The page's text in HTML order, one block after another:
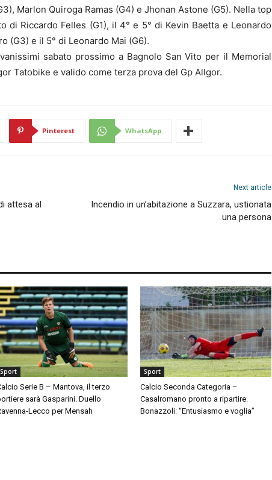
Marlon Quiroga Ramas (G4) e Jhonan Astone (G5). Nella top
di Riccardo Felles (G1), il 4° e 5° di Kevin Baetta e Leonardo
(G3) e il 5° di Leonardo Mai (G6).
sabato prossimo a Bagnolo San Vito per il Memorial
Tatobike e valido come terza prova del Gp Allgor.
Pinterest WhatsApp
attesa al
Next article
Incendio in un’abitazione a Suzzara, ustionata
una persona
Sport
Serie B – Mantova, il terzo
sarà Gasparini. Duello
Lecco per Mensah
Sport
Calcio Seconda Categoria –
Casalromano pronto a ripartire.
Bonazzoli: “Entusiasmo e voglia”